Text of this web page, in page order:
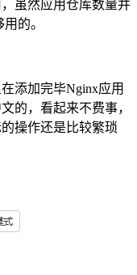
虽然应用仓库数量并
的。
添加完毕Nginx应用
的，看起来不费事，
操作还是比较繁琐